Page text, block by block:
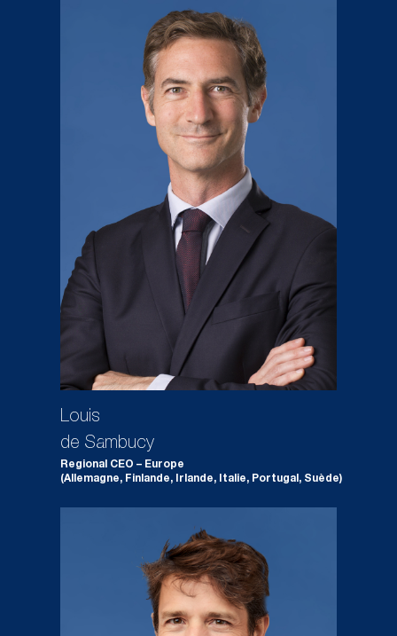
Louis
de Sambucy
Regional CEO – Europe
(Allemagne, Finlande, Irlande, Italie, Portugal, Suède)